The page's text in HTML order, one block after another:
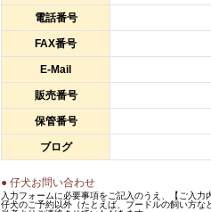
電話番号
FAX番号
E-Mail
販売番号
保管番号
ブログ
● 仔犬お問い合わせ
入力フォームに必要事項をご記入のうえ、【ご入力
仔犬のご予約以外（たとえば、プードルの飼い方